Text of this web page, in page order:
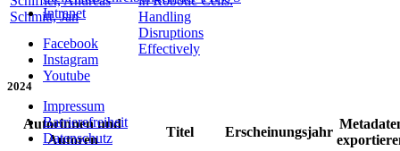
Schmitt, Jan
Handling
Disruptions
Effectively
2024
Autorinnen und
Autoren
Titel Erscheinungsjahr
Intranet
Facebook
Instagram
Youtube
Impressum
Barrierefreiheit
Datenschutz